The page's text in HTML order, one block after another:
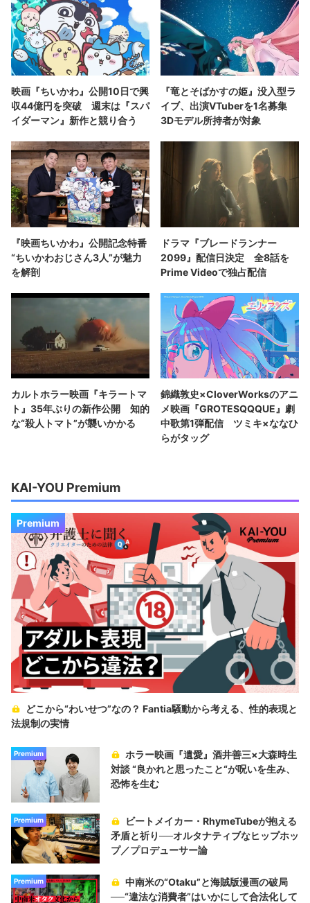
映画『ちいかわ』公開10日で興
収44億円を突破 週末は『スパ
イダーマン』新作と競り合う
『竜とそばかすの姫』没入型ラ
イブ、出演VTuberを1名募集
3Dモデル所持者が対象
『映画ちいかわ』公開記念特番
“ちいかわおじさん3人”が魅力
を解剖
ドラマ『ブレードランナー
2099』配信日決定 全8話を
Prime Videoで独占配信
カルトホラー映画『キラートマ
ト』35年ぶりの新作公開 知的
な“殺人トマト”が襲いかかる
錦織敦史×CloverWorksのアニ
メ映画『GROTESQQQUE』劇
中歌第1弾配信 ツミキ×ななひ
らがタッグ
KAI-YOU Premium
Premium
どこから“わいせつ”なの？ Fantia騒動から考える、性的表現と
法規制の実情
Premium
ホラー映画『遺愛』酒井善三×大森時生
対談 “良かれと思ったこと“が呪いを生み、
恐怖を生む
Premium
ビートメイカー・RhymeTubeが抱える
矛盾と祈り──オルタナティブなヒップホッ
プ／プロデューサー論
Premium
中南米の“Otaku”と海賊版漫画の破局
──“違法な消費者”はいかにして合法化して